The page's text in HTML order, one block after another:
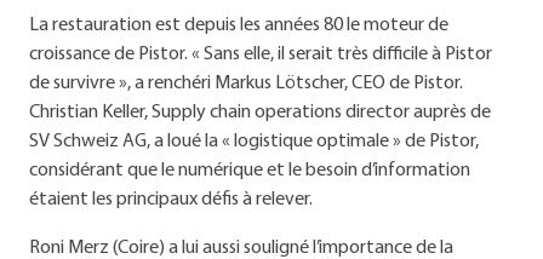
La restauration est depuis les années 80 le moteur de
croissance de Pistor. « Sans elle, il serait très difficile à Pistor
de survivre », a renchéri Markus Lötscher, CEO de Pistor.
Christian Keller, Supply chain operations director auprès de
SV Schweiz AG, a loué la « logistique optimale » de Pistor,
considérant que le numérique et le besoin d’information
étaient les principaux défis à relever.
Roni Merz (Coire) a lui aussi souligné l’importance de la